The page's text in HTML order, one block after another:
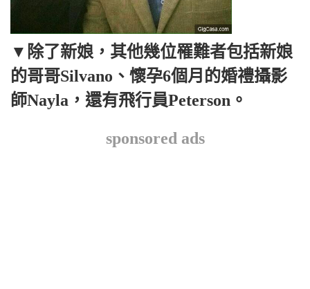
▼除了新娘，其他幾位罹難者包括新娘
的哥哥Silvano、懷孕6個月的婚禮攝影
師Nayla，還有飛行員Peterson。
sponsored ads